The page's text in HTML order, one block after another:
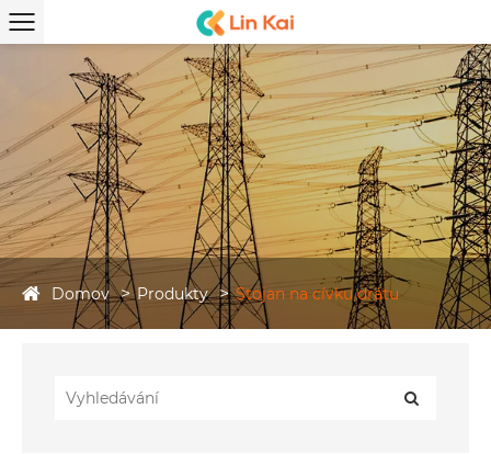
Domov Produkty Stojan na cívku drátu